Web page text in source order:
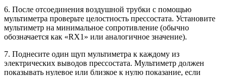
6. После отсоединения воздушной трубки с помощью
мультиметра проверьте целостность прессостата. Установите
мультиметр на минимальное сопротивление (обычно
обозначается как «RX1» или аналогичное значение).
7. Поднесите один щуп мультиметра к каждому из
электрических выводов прессостата. Мультиметр должен
показывать нулевое или близкое к нулю показание, если